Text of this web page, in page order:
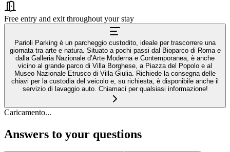
Free entry and exit throughout your stay
Parioli Parking è un parcheggio custodito, ideale per trascorrere una
giornata tra arte e natura. Situato a pochi passi dal Bioparco di Roma e
dalla Galleria Nazionale d’Arte Moderna e Contemporanea, è anche
vicino al grande parco di Villa Borghese, a Piazza del Popolo e al
Museo Nazionale Etrusco di Villa Giulia. Richiede la consegna delle
chiavi per la custodia del veicolo e, su richiesta, è disponibile anche il
servizio di lavaggio auto. Chiamaci per qualsiasi informazione!
Caricamento...
Answers to your questions